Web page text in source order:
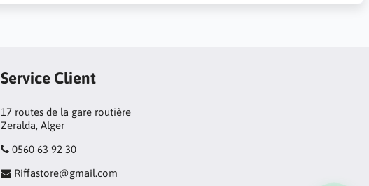
Service Client
17 routes de la gare routière
Zeralda, Alger
0560 63 92 30
Riffastore@gmail.com